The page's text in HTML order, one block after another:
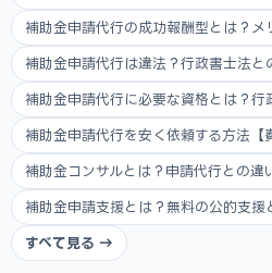
補助金申請代行の成功報酬型とは？メ
補助金申請代行は違法？行政書士法と
補助金申請代行に必要な資格とは？行
補助金申請代行を安く依頼する方法【
補助金コンサルとは？申請代行との違
補助金申請支援とは？無料の公的支援
すべて見る →